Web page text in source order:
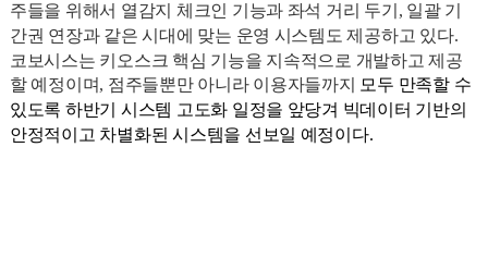
주들을 위해서 열감지 체크인 기능과 좌석 거리 두기, 일괄 기
간권 연장과 같은 시대에 맞는 운영 시스템도 제공하고 있다.
코보시스는 키오스크 핵심 기능을 지속적으로 개발하고 제공
할 예정이며, 점주들뿐만 아니라 이용자들까지
모두 만족할 수
있도록 하반기 시스템 고도화 일정을 앞당겨 빅데이터 기반의
안정적이고 차별화된 시스템을 선보일 예정이다.